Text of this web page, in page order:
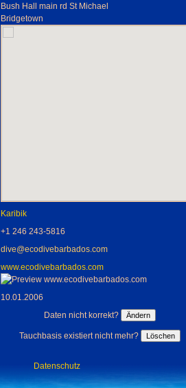
Bush Hall main rd St Michael
Bridgetown
Karibik
+1 246 243-5816
dive@ecodivebarbados.com
www.ecodivebarbados.com
10.01.2006
Daten nicht korrekt?
Tauchbasis existiert nicht mehr?
Datenschutz